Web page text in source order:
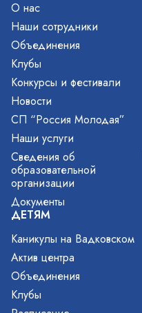
О нас
Наши сотрудники
Объединения
Клубы
Конкурсы и фестивали
Новости
СП “Россия Молодая”
Наши услуги
Сведения об
образовательной
организации
Документы
ДЕТЯМ
Каникулы на Вадковском
Актив центра
Объединения
Клубы